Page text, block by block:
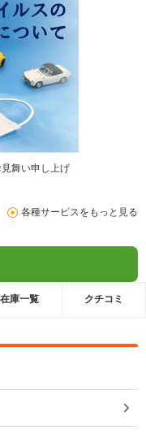
舞い申し上げ
各種サービスをもっと見る
在庫一覧 クチコミ